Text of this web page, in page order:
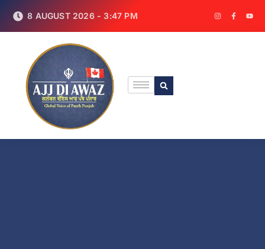
8 AUGUST 2026 - 3:47 PM